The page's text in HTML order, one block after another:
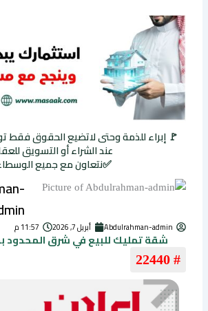
🚩 إبراء للذمة وحتى لاتضيع الحقوق
عند الشراء أو التسويق
✅نتعاون مع جميع
Abdulrahman-admin أبريل 7, 2026 11:57 م
شقة تمليك للبيع في شرق المحدود
# 22440